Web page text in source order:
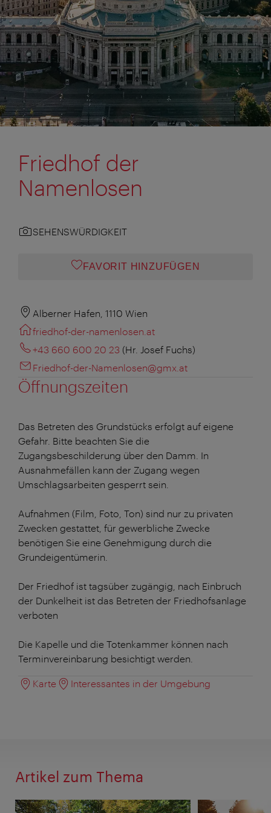
Friedhof der
Namenlosen
SEHENSWÜRDIGKEIT
FAVORIT HINZUFÜGEN
Alberner Hafen, 1110 Wien
friedhof-der-namenlosen.at
+43 660 600 20 23 (Hr. Josef Fuchs)
Friedhof-der-Namenlosen@gmx.at
Öffnungszeiten
Das Betreten des Grundstücks erfolgt auf eigene
Gefahr. Bitte beachten Sie die
Zugangsbeschilderung über den Damm. In
Ausnahmefällen kann der Zugang wegen
Umschlagsarbeiten gesperrt sein.
Aufnahmen (Film, Foto, Ton) sind nur zu privaten
Zwecken gestattet, für gewerbliche Zwecke
benötigen Sie eine Genehmigung durch die
Grundeigentümerin.
Der Friedhof ist tagsüber zugängig, nach Einbruch
der Dunkelheit ist das Betreten der Friedhofsanlage
verboten
Die Kapelle und die Totenkammer können nach
Terminvereinbarung besichtigt werden.
Karte Interessantes in der Umgebung
Artikel zum Thema